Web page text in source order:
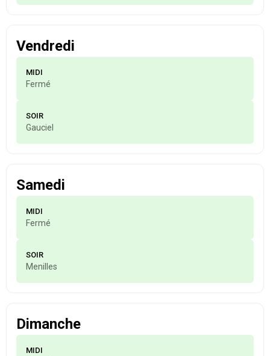
Vendredi
MIDI
Fermé
SOIR
Gauciel
Samedi
MIDI
Fermé
SOIR
Menilles
Dimanche
MIDI